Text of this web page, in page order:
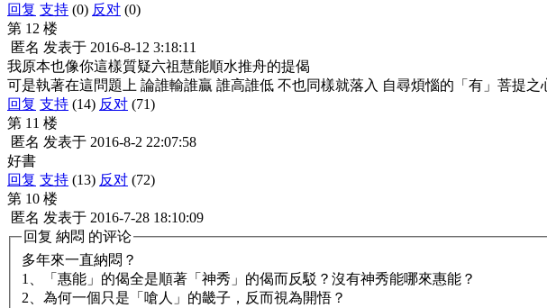
回复 支持 (0) 反对 (0)
第 12 楼
匿名 发表于 2016-8-12 3:18:11
我原本也像你這樣質疑六祖慧能順水推舟的提偈
可是執著在這問題上 論誰輸誰贏 誰高誰低 不也同樣就落入 自尋煩惱的「有」菩提
回复 支持 (14) 反对 (71)
第 11 楼
匿名 发表于 2016-8-2 22:07:58
好書
回复 支持 (13) 反对 (72)
第 10 楼
匿名 发表于 2016-7-28 18:10:09
回复 納悶 的评论
多年來一直納悶？
1、「惠能」的偈全是順著「神秀」的偈而反駁？沒有神秀能哪來惠能？
2、為何一個只是「嗆人」的畿子，反而視為開悟？